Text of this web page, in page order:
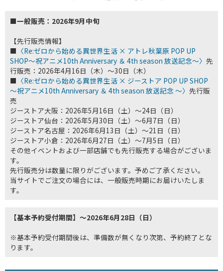
■一般販売：2026年9月中旬
【先行販売情報】
■ 〈Re:ゼロから始める異世界生活 × アトレ秋葉原 POP UP
SHOP～祝アニメ10th Anniversary ＆ 4th season 放送記念～〉 先
行販売：2026年4月16日（木）～30日（木）
■ 〈Re:ゼロから始める異世界生活 × ジーストア POP UP SHOP
～祝アニメ10th Anniversary ＆ 4th season 放送記念 ～〉 先行販
売
ジーストア大阪：2026年5月16日（土）～24日（日）
ジーストア仙台：2026年5月30日（土）～6月7日（日）
ジーストア名古屋：2026年6月13日（土）～21日（日）
ジーストア小倉：2026年6月27日（土）～7月5日（日）
その他イベントおよび一部店舗でも先行販売する場合がございま
す。
先行販売分は数量に限りがございます。予めご了承ください。
当サイトでご注文の場合には、一般販売時期にお届けいたしま
す。
【基本予約受付期間】～2026年6月28日（日）
※基本予約受付期間後は、準備数が無くなり次第、予約終了とな
ります。